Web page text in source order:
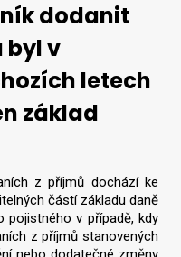
dodanit
byl v
letech
základ
z příjmů dochází ke
částí základu daně
pojistného v případě, kdy
z příjmů stanovených